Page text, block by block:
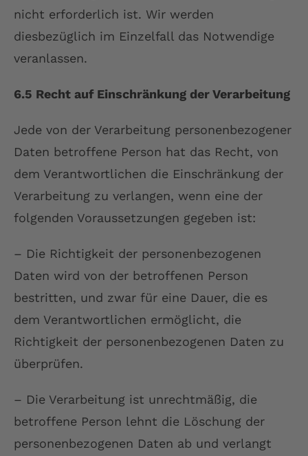
nicht erforderlich ist. Wir werden
diesbezüglich im Einzelfall das Notwendige
veranlassen.
6.5 Recht auf Einschränkung der Verarbeitung
Jede von der Verarbeitung personenbezogener
Daten betroffene Person hat das Recht, von
dem Verantwortlichen die Einschränkung der
Verarbeitung zu verlangen, wenn eine der
folgenden Voraussetzungen gegeben ist:
– Die Richtigkeit der personenbezogenen
Daten wird von der betroffenen Person
bestritten, und zwar für eine Dauer, die es
dem Verantwortlichen ermöglicht, die
Richtigkeit der personenbezogenen Daten zu
überprüfen.
– Die Verarbeitung ist unrechtmäßig, die
betroffene Person lehnt die Löschung der
personenbezogenen Daten ab und verlangt